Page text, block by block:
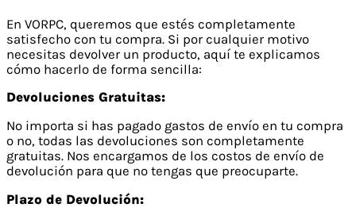
En VORPC, queremos que estés completamente
satisfecho con tu compra. Si por cualquier motivo
necesitas devolver un producto, aquí te explicamos
cómo hacerlo de forma sencilla:
Devoluciones Gratuitas:
No importa si has pagado gastos de envío en tu compra
o no, todas las devoluciones son completamente
gratuitas. Nos encargamos de los costos de envío de
devolución para que no tengas que preocuparte.
Plazo de Devolución: